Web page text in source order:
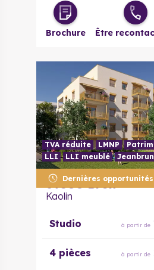
Brochure Être
Dernières opportunités
TVA réduite LMNP
LLI
LLI meublé Jeanbrun
69500 Bron
Kaolin
Studio à partir de
4 pièces à partir de